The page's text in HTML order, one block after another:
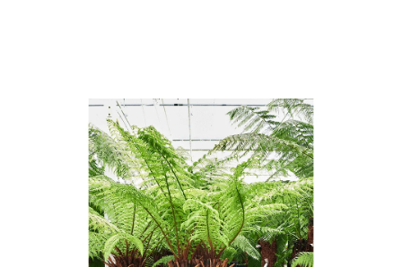
INTERIÉROVÉ DEKORÁCIE
NA OBJEDNÁVKU